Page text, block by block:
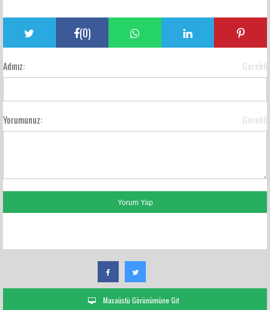
(0)
Adınız: Gerekli
Yorumunuz: Gerekli
Masaüstü Görünümüne Git